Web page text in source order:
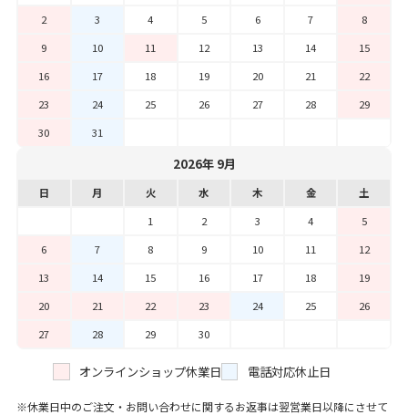
2
3 4 5 6 7
8
9
10 11 12 13 14
15
16
17 18 19 20 21
22
23
24 25 26 27 28
29
30
31
2026年 9月
日 月 火 水 木 金
土
1
2 3 4
5
6
7 8 9 10 11
12
13
14 15 16 17 18
19
20
21 22 23 24 25
26
27
28 29 30
オンラインショップ休業日 電話対応休止日
休業日中のご注文・お問い合わせに関するお返事は翌営業日以降にさせて